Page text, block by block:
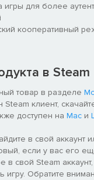
игры для более
кооперативный
в Steam
товар в разделе
Steam клиент,
доступен на Mac и
в свой аккаунт
если у вас его
в свой Steam
игру. Обратите